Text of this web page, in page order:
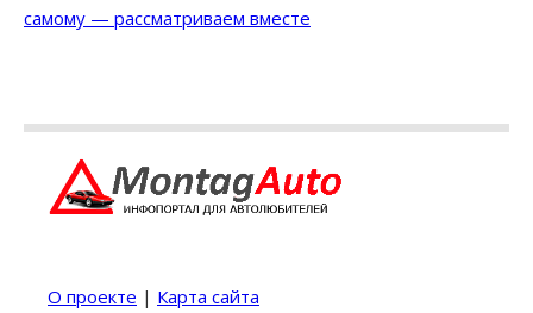
самому — рассматриваем вместе
О проекте | Карта сайта